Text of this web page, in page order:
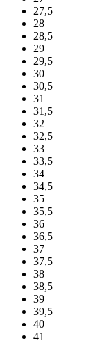
27,5
28
28,5
29
29,5
30
30,5
31
31,5
32
32,5
33
33,5
34
34,5
35
35,5
36
36,5
37
37,5
38
38,5
39
39,5
40
41